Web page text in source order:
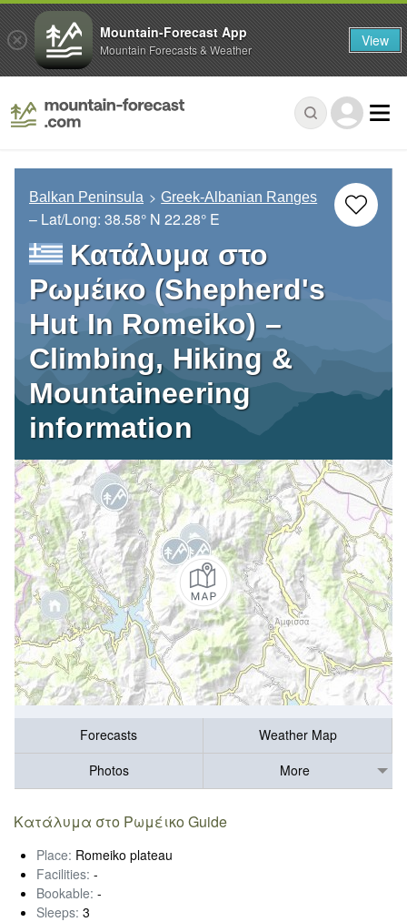
Balkan Peninsula Greek-Albanian Ranges
– Lat/Long: 38.58° N 22.28° E
Κατάλυμα στο
Ρωμέικο (Shepherd's
Hut In Romeiko) –
Climbing, Hiking &
Mountaineering
information
Forecasts
Weather Map
Photos
More
Κατάλυμα στο Ρωμέικο Guide
Place: Romeiko plateau
Facilities: -
Bookable: -
Sleeps: 3
Mountain-Forecast App
Mountain Forecasts & Weather View